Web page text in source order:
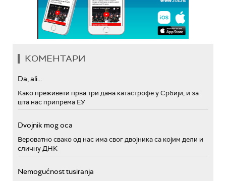
КОМЕНТАРИ
Da, ali...
Како преживети прва три дана катастрофе у Србији, и за
шта нас припрема ЕУ
Dvojnik mog oca
Вероватно свако од нас има свог двојника са којим дели и
сличну ДНК
Nemogućnost tusiranja